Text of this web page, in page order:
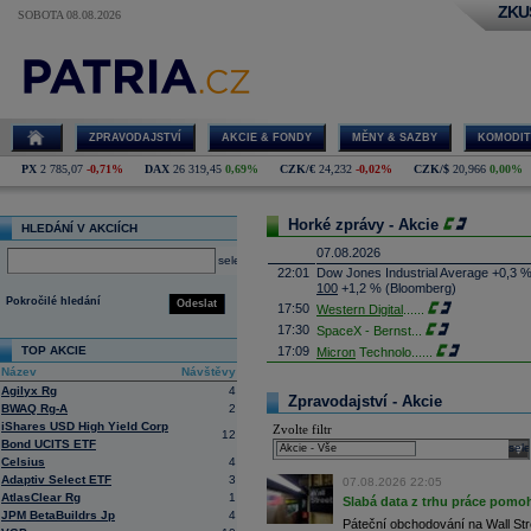
SOBOTA 08.08.2026
ZPRAVODAJSTVÍ AKCIE & FONDY MĚNY & SAZBY
PX 2 785,07 -0,71% DAX 26 319,45 0,69% CZK/€ 24,232 -0,02% CZK/$ 20,966 0,00%
HLEDÁNÍ V AKCIÍCH
select
Odeslat
Pokročilé hledání
TOP AKCIE
Název
Návštěvy
Agilyx Rg
4
BWAQ Rg-A
2
iShares USD High Yield Corp
Bond UCITS ETF
12
Celsius
4
Adaptiv Select ETF
3
AtlasClear Rg
1
JPM BetaBuildrs Jp
4
Horké zprávy - Akcie
07.08.2026
22:01
Dow Jones Industrial Average +0,3
100 +1,2 % (Bloomberg)
17:50 Western Digital
17:30 SpaceX - Bernst
17:09 Micron Technolo
16:26
Objem obchodů s akciemi na
obchodů za poslední rok je 0,665
16:23 Zvýšení výroby balistických střel
nějakou dobu potrvá. Agentuře
Armin Papperger. Společná výroba
doplnit arzenál Spojeným státům,
(ČTK)
16:07 Conocophillips
Zpravodajství - Akcie
Zvolte filtr
07.08.2026 22:05
Slabá data z trhu práce
Páteční obchodování na Wall